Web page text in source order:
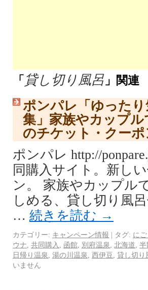
「 貸し切り風呂 」関連
ポンパレ「ゆった
集」家族やカップ
のチケット・クーポ
ポンパレ http://
同購入サイト。新し
ン。 家族やカップル
しめる、貸し切り風
… 続きを読む →
カテゴリー: キャンペーン情報 | タグ: に
ウナ 共同購入 函館 別府温泉 北海道 半
日帰り温泉
湯の川温泉 西伊豆 貸し切り
いません